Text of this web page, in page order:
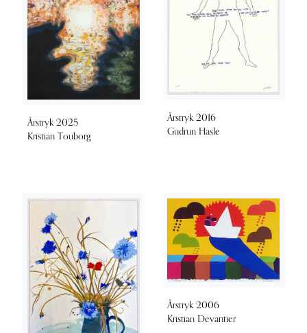
Årstryk 2025
Kristian Touborg
Årstryk 2016
Gudrun Hasle
Årstryk 2006
Kristian Devantier